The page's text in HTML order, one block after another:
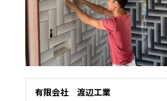
有限会社 渡辺工業